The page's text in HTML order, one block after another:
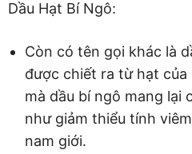
Dầu Hạt Bí Ngô:
Còn có tên gọi khác là
được chiết ra từ hạt của
mà dầu bí ngô mang lại
như giảm thiểu tính
nam giới.